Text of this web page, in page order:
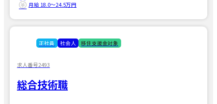
月給 18.0〜24.5万円
正社員 社会人 移住支援金対象
求人番号2493
総合技術職